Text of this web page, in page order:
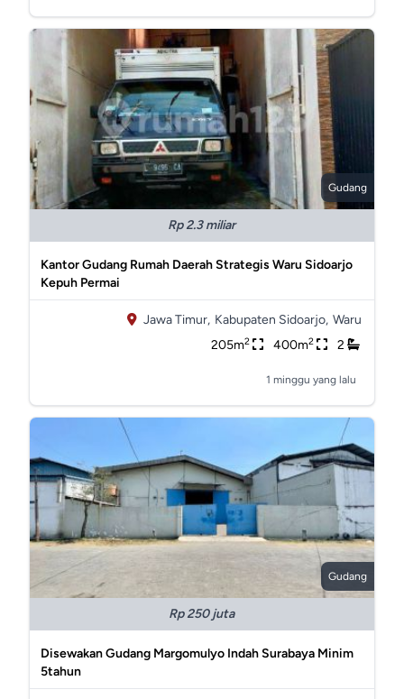
Gudang
Rp 2.3 miliar
Kantor Gudang Rumah Daerah Strategis Waru Sidoarjo
Kepuh Permai
Jawa Timur, Kabupaten Sidoarjo, Waru
205m2 400m2 2
1 minggu yang lalu
Gudang
Rp 250 juta
Disewakan Gudang Margomulyo Indah Surabaya Minim
5tahun